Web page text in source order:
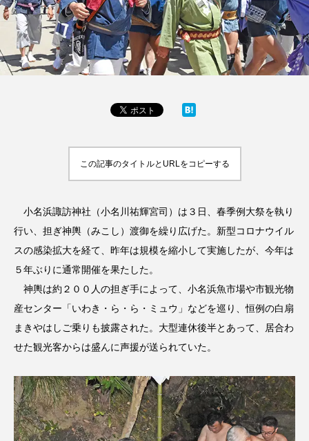
この記事のタイトルとURLをコピーする
小名浜諏訪神社（小名川祐輝宮司）は３日、春季例大祭を執り
行い、担ぎ神輿（みこし）渡御を繰り広げた。新型コロナウイル
スの感染拡大を経て、昨年は規模を縮小して実施したが、今年は
５年ぶりに通常開催を果たした。
神輿は約２００人の担ぎ手によって、小名浜魚市場や市観光物
産センター「いわき・ら・ら・ミュウ」などを巡り、恒例の白扇
まきやはしご乗りも披露された。大型連休後半とあって、居合わ
せた観光客からは盛んに声援が送られていた。